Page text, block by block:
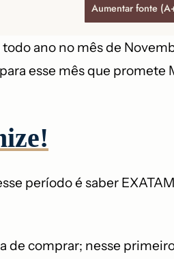
Aumentar fonte
ano no mês de
esse mês que promete
período é saber
de comprar; nesse